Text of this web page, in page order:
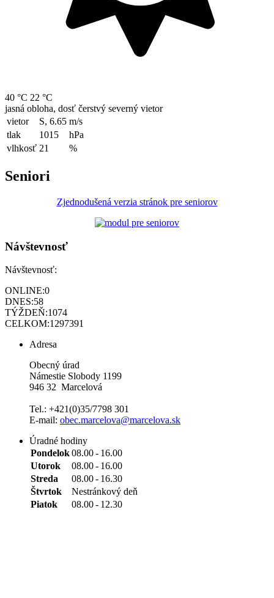
40 °C 22 °C
jasná obloha, dosť čerstvý severný vietor
vietor
S, 6.65 m/s
tlak
1015
hPa
vlhkosť 21 %
Seniori
Zjednodušená verzia stránok pre seniorov
Návštevnosť
Návštevnosť:
ONLINE:0
DNES:58
TÝŽDEŇ:1074
CELKOM:1297391
Adresa
Obecný úrad
Námestie Slobody 1199
946 32 Marcelová
Tel.: +421(0)35/7798 301
E-mail: obec.marcelova@marcelova.sk
Úradné hodiny
Pondelok08.00- 16.00
Utorok
08.00- 16.00
Streda
08.00- 16.30
Štvrtok
Nestránkový deň
Piatok
08.00- 12.30